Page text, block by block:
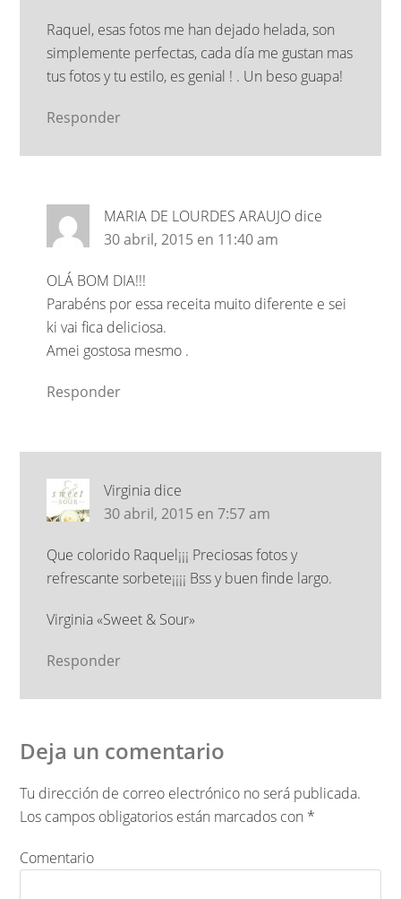
Raquel, esas fotos me han dejado helada, son
simplemente perfectas, cada día me gustan mas
tus fotos y tu estilo, es genial ! . Un beso guapa!
Responder
MARIA DE LOURDES ARAUJO dice
30 abril, 2015 en 11:40 am
OLÁ BOM DIA!!!
Parabéns por essa receita muito diferente e sei
ki vai fica deliciosa.
Amei gostosa mesmo .
Responder
Virginia dice
30 abril, 2015 en 7:57 am
Que colorido Raquel¡¡¡ Preciosas fotos y
refrescante sorbete¡¡¡¡ Bss y buen finde largo.
Virginia «Sweet & Sour»
Responder
Deja un comentario
Tu dirección de correo electrónico no será publicada.
Los campos obligatorios están marcados con *
Comentario